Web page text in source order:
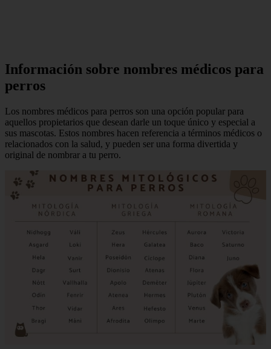
Información sobre nombres médicos para
perros
Los nombres médicos para perros son una opción popular para
aquellos propietarios que desean darle un toque único y especial a
sus mascotas. Estos nombres hacen referencia a términos médicos o
relacionados con la salud, y pueden ser una forma divertida y
original de nombrar a tu perro.